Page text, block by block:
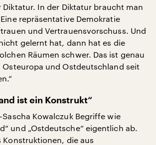
Diktatur. In der Diktatur braucht man
repräsentative Demokratie
und Vertrauensvorschuss. Und
gelernt hat, dann hat es die
Räumen schwer. Das ist genau
Osteuropa und Ostdeutschland seit
ist ein Konstrukt“
Kowalczuk Begriffe wie
und „Ostdeutsche“ eigentlich ab.
Konstruktionen, die aus